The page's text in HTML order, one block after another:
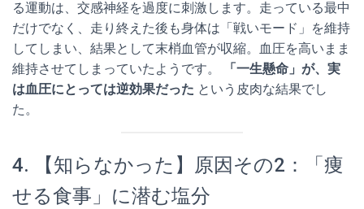
る運動は、交感神経を過度に刺激します。走っている最中
だけでなく、走り終えた後も身体は「戦いモード」を維持
してしまい、結果として末梢血管が収縮。血圧を高いまま
維持させてしまっていたようです。
「一生懸命」が、実
は血圧にとっては逆効果だった という皮肉な結果でし
た。
4. 【知らなかった】原因その2：「痩
せる食事」に潜む塩分